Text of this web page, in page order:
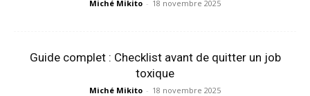
Miché Mikito - 18 novembre 2025
Guide complet : Checklist avant de quitter un job
toxique
Miché Mikito - 18 novembre 2025